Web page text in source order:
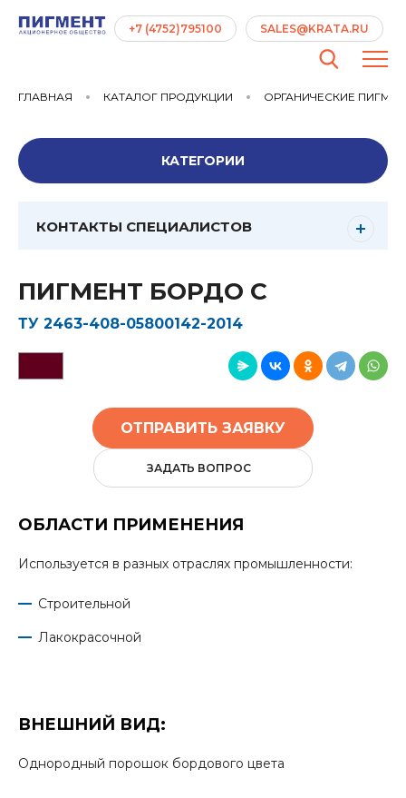
+7 (4752)795100 SALES@KRATA.RU
ГЛАВНАЯ КАТАЛОГ ПРОДУКЦИИ ОРГАНИЧЕСКИЕ
КАТЕГОРИИ
КОНТАКТЫ СПЕЦИАЛИСТОВ
ПИГМЕНТ БОРДО С
ТУ 2463-408-05800142-2014
ОТПРАВИТЬ ЗАЯВКУ
ЗАДАТЬ ВОПРОС
ОБЛАСТИ ПРИМЕНЕНИЯ
Используется в разных отраслях промышленности:
Строительной
Лакокрасочной
ВНЕШНИЙ ВИД:
Однородный порошок бордового цвета